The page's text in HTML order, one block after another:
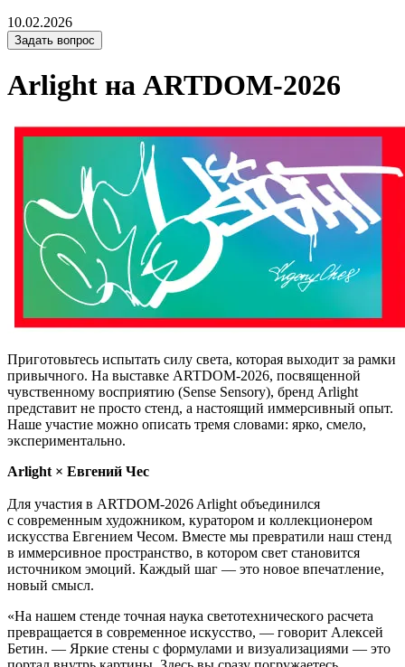
10.02.2026
Задать вопрос
Arlight на ARTDOM-2026
Приготовьтесь испытать силу света, которая выходит за рамки
привычного. На выставке ARTDOM-2026, посвященной
чувственному восприятию (Sense Sensory), бренд Arlight
представит не просто стенд, а настоящий иммерсивный опыт.
Наше участие можно описать тремя словами: ярко, смело,
экспериментально.
Arlight × Евгений Чес
Для участия в ARTDOM-2026 Arlight объединился
с современным художником, куратором и коллекционером
искусства Евгением Чесом. Вместе мы превратили наш стенд
в иммерсивное пространство, в котором свет становится
источником эмоций. Каждый шаг — это новое впечатление,
новый смысл.
«На нашем стенде точная наука светотехнического расчета
превращается в современное искусство, — говорит Алексей
Бетин. — Яркие стены с формулами и визуализациями — это